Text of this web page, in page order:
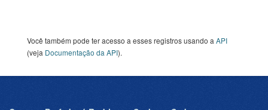
Você também pode ter acesso a esses registros usando a API
(veja Documentação da API).